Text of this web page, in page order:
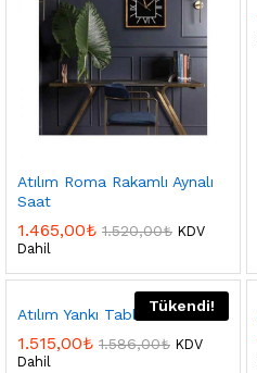
Atılım Roma Rakamlı Aynalı
Saat
1.465,00₺ 1.520,00₺ KDV
Dahil
Tükendi!
Atılım Yankı Tablo Set
1.515,00₺ 1.586,00₺ KDV
Dahil